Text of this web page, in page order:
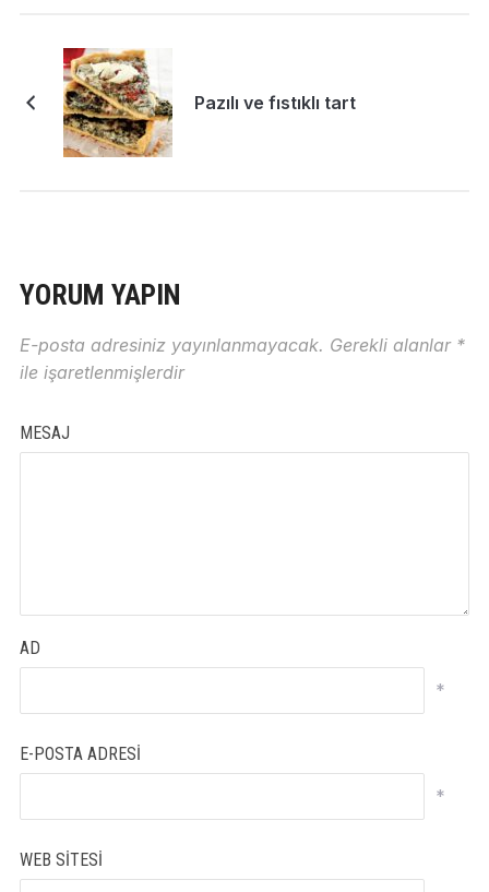
Pazılı ve fıstıklı tart
YORUM YAPIN
E-posta adresiniz yayınlanmayacak. Gerekli alanlar *
ile işaretlenmişlerdir
MESAJ
AD
*
E-POSTA ADRESI
*
WEB SITESI